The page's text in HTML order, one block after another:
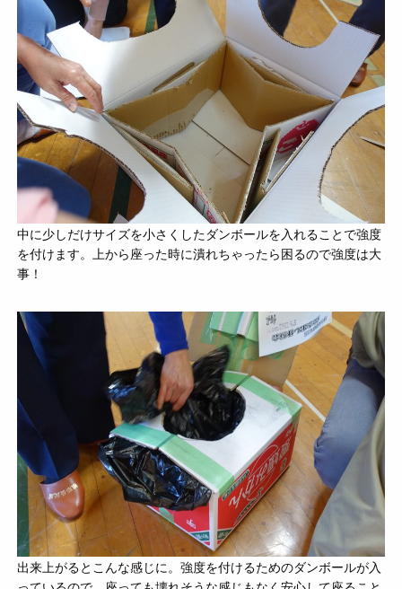
中に少しだけサイズを小さくしたダンボールを入れることで強度
を付けます。上から座った時に潰れちゃったら困るので強度は大
事！
出来上がるとこんな感じに。強度を付けるためのダンボールが入